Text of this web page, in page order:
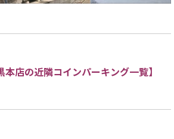
本店の近隣コインパーキング一覧】